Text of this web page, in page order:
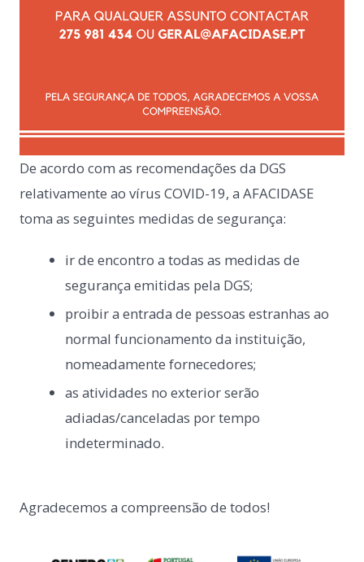
De acordo com as recomendações da DGS
relativamente ao vírus COVID-19, a AFACIDASE
toma as seguintes medidas de segurança:
ir de encontro a todas as medidas de
segurança emitidas pela DGS;
proibir a entrada de pessoas estranhas ao
normal funcionamento da instituição,
nomeadamente fornecedores;
as atividades no exterior serão
adiadas/canceladas por tempo
indeterminado.
Agradecemos a compreensão de todos!